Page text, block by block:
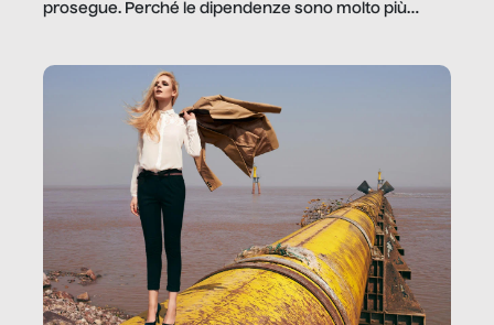
prosegue. Perché le dipendenze sono molto più
trae un guadagno. In questo reportage vediamo
quale e come.